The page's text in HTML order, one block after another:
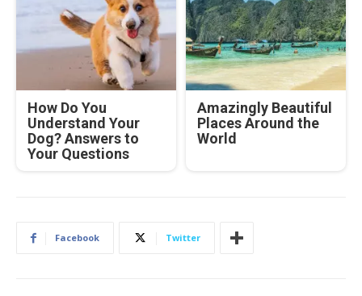
How Do You
Understand Your
Dog? Answers to
Your Questions
Amazingly Beautiful
Places Around the
World
Facebook Twitter